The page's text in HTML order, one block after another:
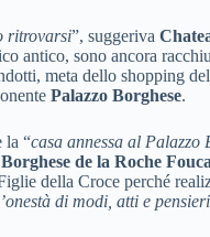
ritrovarsi”, suggeriva
antico, sono ancora
meta dello shopping del
Palazzo Borghese.
la “casa annessa al Palazzo
de la Roche
della Croce perché
di modi, atti e pensieri